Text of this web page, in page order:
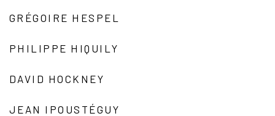
GRÉGOIRE HESPEL
PHILIPPE HIQUILY
DAVID HOCKNEY
JEAN IPOUSTÉGUY